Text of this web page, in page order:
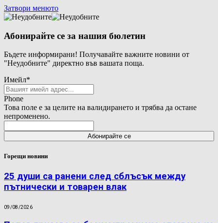
Затвори менюто
Абонирайте се за нашия бюлетин
Бъдете информирани! Получавайте важните новини от
"Неудобните" директно във вашата поща.
Имейл*
Phone
Това поле е за целите на валидирането и трябва да остане
непроменено.
Горещи новини
25 души са ранени след сблъсък между
пътнически и товарен влак
09/08/2026